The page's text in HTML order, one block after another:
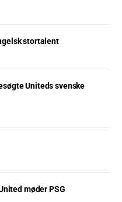
stortalent
Uniteds svenske
møder PSG